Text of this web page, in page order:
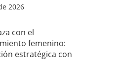
2026
con el
femenino:
estratégica con